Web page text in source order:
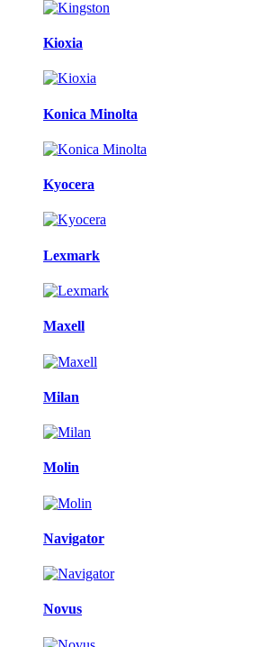
Kioxia
Konica Minolta
Kyocera
Lexmark
Maxell
Milan
Molin
Navigator
Novus